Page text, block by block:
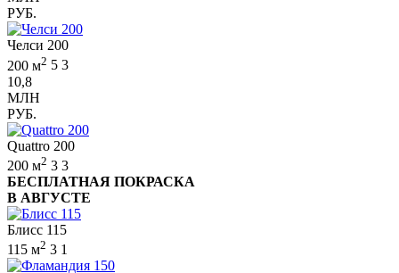
РУБ.
Челси 200
200 м2 5 3
10,8
МЛН
РУБ.
Quattro 200
200 м2 3 3
БЕСПЛАТНАЯ ПОКРАСКА
В АВГУСТЕ
Блисс 115
115 м2 3 1